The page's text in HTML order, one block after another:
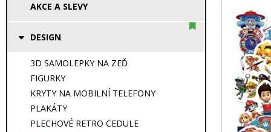
AKCE A SLEVY
DESIGN
3D SAMOLEPKY NA ZEĎ
FIGURKY
KRYTY NA MOBILNÍ TELEFONY
PLAKÁTY
PLECHOVÉ RETRO CEDULE